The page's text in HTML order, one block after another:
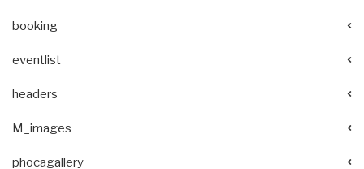
booking
eventlist
headers
M_images
phocagallery